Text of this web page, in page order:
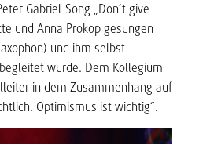
Gabriel-Song „Don’t give
und Anna Prokop gesungen
und ihm selbst
wurde. Dem Kollegium
in dem Zusammenhang auf
Optimismus ist wichtig“.